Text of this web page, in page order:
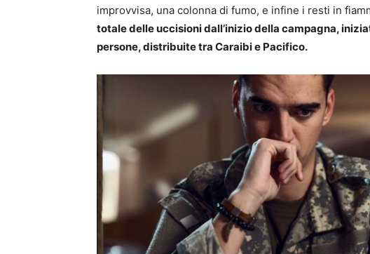
improvvisa, una colonna di fumo, e infine i resti in
totale delle uccisioni dall’inizio della campagna,
persone, distribuite tra Caraibi e Pacifico.